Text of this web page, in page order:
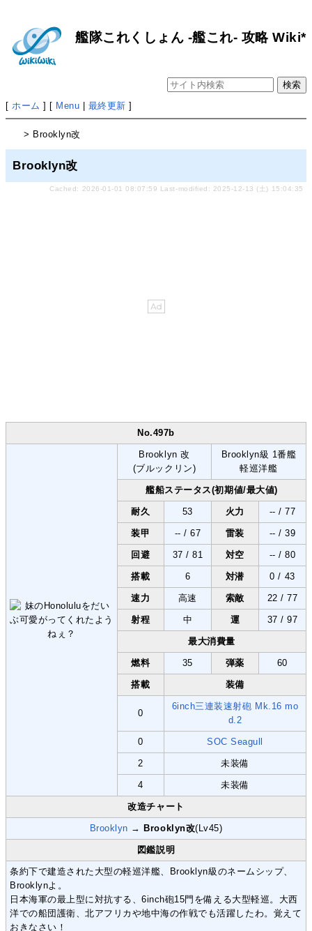
艦隊これくしょん -艦これ- 攻略 Wiki*
[ホーム ] [ Menu 最終更新 ]
> Brooklyn改
Brooklyn改
Cached: 2026-01-01 08:07:59 Last-modified: 2025-12-13 (土) 15:04:35
No.497b
Brooklyn 改
(ブルックリン)
Brooklyn級 1番艦
軽巡洋艦
艦船ステータス(初期値/最大値)
耐久 53 火力 -- / 77
装甲 -- / 67 雷装 -- / 39
回避 37 / 81 対空 -- / 80
搭載 6 対潜 0 / 43
速力 高速 索敵 22 / 77
射程 中 運 37 / 97
最大消費量
燃料 35 弾薬 60
搭載 装備
0
6inch三連装速射砲 Mk.16 mo
d.2
0 SOC Seagull
2 未装備
4 未装備
改造チャート
Brooklyn → Brooklyn改(Lv45)
図鑑説明
条約下で建造された大型の軽巡洋艦、Brooklyn級のネームシップ、
Brooklynよ。
日本海軍の最上型に対抗する、6inch砲15門を備える大型軽巡。大西
洋での船団護衛、北アフリカや地中海の作戦でも活躍したわ。覚えて
おきなさい！